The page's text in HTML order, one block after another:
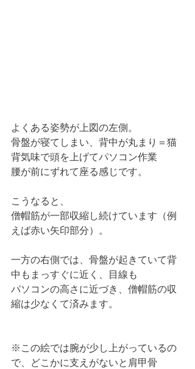
よくある姿勢が上図の左側。
骨盤が寝てしまい、背中が丸まり＝猫
背気味で頭を上げてパソコン作業
腰が前にずれて座る感じです。
こうなると、
僧帽筋が一部収縮し続けています（例
えば赤い矢印部分）。
一方の右側では、骨盤が起きていて背
中もまっすぐに近く、目線も
パソコンの高さに近づき、僧帽筋の収
縮は少なくて済みます。
※この絵では腕が少し上がっているの
で、どこかに支えがないと肩甲骨